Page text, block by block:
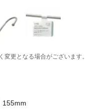
更となる場合がございます。
155mm